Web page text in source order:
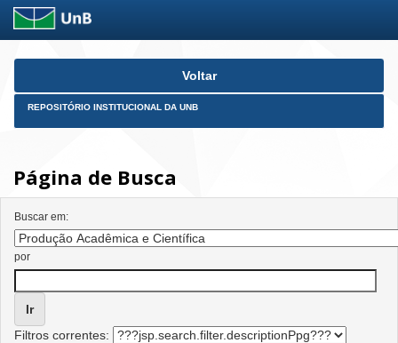
Skip
Voltar
REPOSITÓRIO INSTITUCIONAL DA UNB
Página de Busca
Buscar em:
por
Filtros correntes: